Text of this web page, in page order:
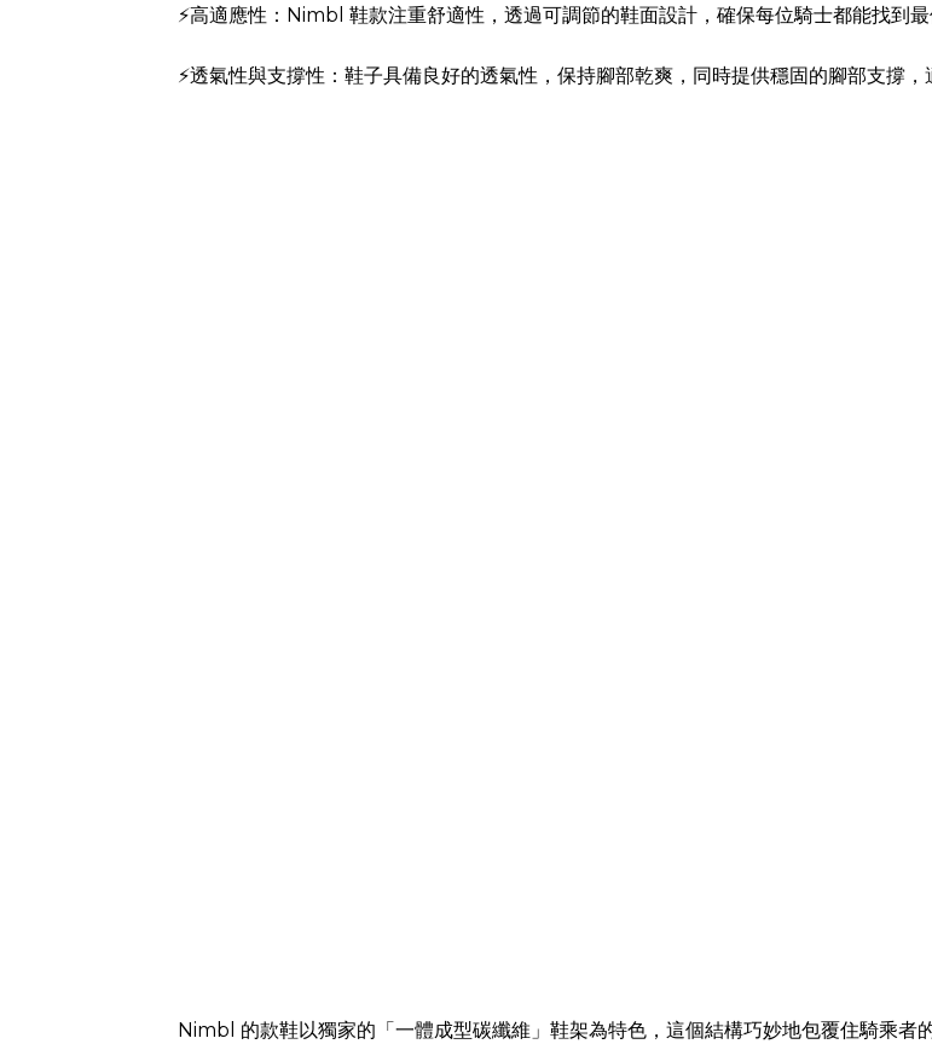
⚡️高適應性：Nimbl 鞋款注重舒適性，透過可調節的鞋面設計，確保每位騎士都能找到最
⚡️透氣性與支撐性：鞋子具備良好的透氣性，保持腳部乾爽，同時提供穩固的腳部支撐，
Nimbl 的款鞋以獨家的「一體成型碳纖維」鞋架為特色，這個結構巧妙地包覆住騎乘者